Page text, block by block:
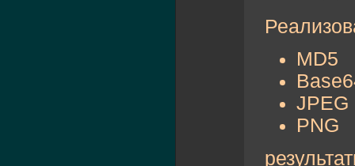
MD5
JPEG
PNG